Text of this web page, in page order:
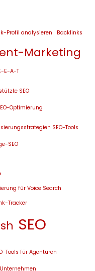
Profil analysieren Backlinks
Marketing
E-A-T
SEO
Optimierung
SEO-Tools
SEO
für Voice Search
Tracker
SEO
Tools für Agenturen